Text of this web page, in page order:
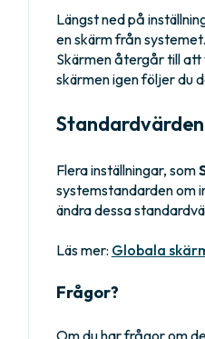
Längst ned på
en skärm från
Skärmen återgår till att
skärmen igen följer du
Standardvärden
Flera inställningar, som
systemstandarden om
ändra dessa
Läs mer: Globala
Frågor?
Om du har frågor om